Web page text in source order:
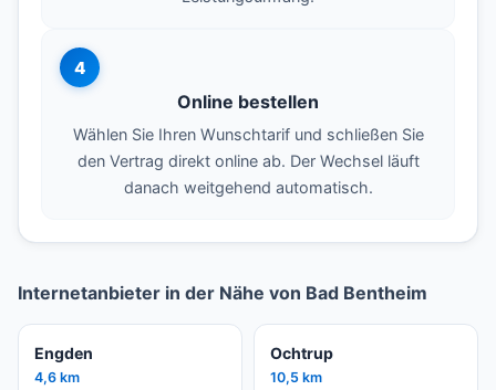
4
Online bestellen
Wählen Sie Ihren Wunschtarif und schließen Sie
den Vertrag direkt online ab. Der Wechsel läuft
danach weitgehend automatisch.
Internetanbieter in der Nähe von Bad Bentheim
Engden
4,6 km
Ochtrup
10,5 km